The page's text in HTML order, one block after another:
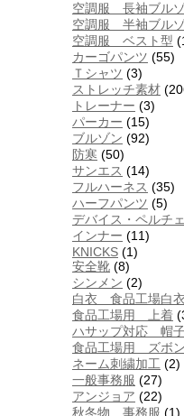
空調服 長袖ブル
空調服 半袖ブル
空調服 ベスト型
カーゴパンツ (55)
Ｔシャツ (3)
ストレッチ素材
トレーナー (3)
パーカー (15)
ブルゾン (92)
防寒 (50)
サンエス (14)
フルハーネス (35)
ハーフパンツ (5)
デバイス・ペルチェ
インナー (11)
KNICKS (1)
安全靴 (8)
シンメン (2)
白衣 食品工場白衣
食品工場用 上着
ハサップ対応 帽
食品工場用 ズボン
ネーム刺繍加工 (2)
一般事務服 (27)
アンジョア (22)
秋冬物 事務服 (1)